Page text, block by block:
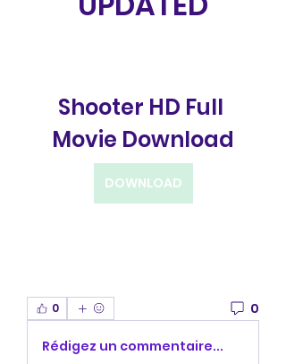
Shooter HD Full
Movie Download
DOWNLOAD
0 0
Rédigez un commentaire...